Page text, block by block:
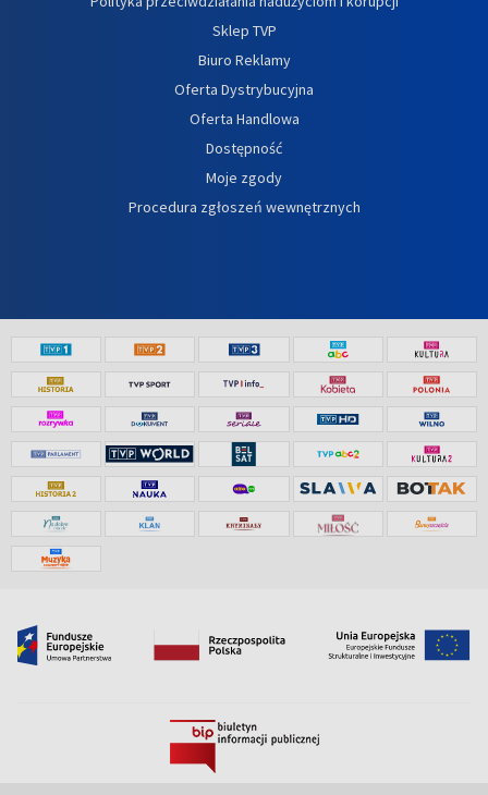
Sklep TVP
Biuro Reklamy
Oferta Dystrybucyjna
Oferta Handlowa
Dostępność
Moje zgody
Procedura zgłoszeń wewnętrznych